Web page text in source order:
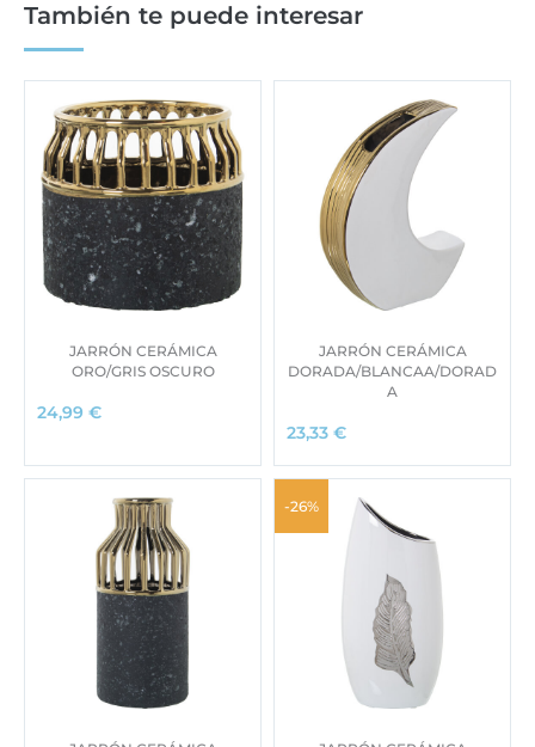
También te puede interesar
JARRÓN CERÁMICA
ORO/GRIS OSCURO
24,99 €
JARRÓN CERÁMICA
DORADA/BLANCAA/DORAD
A
23,33 €
-26%